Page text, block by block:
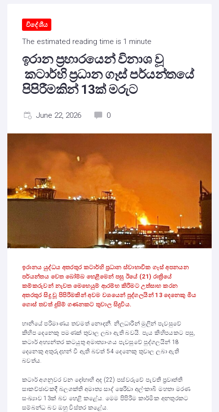
විදේශීය
The estimated reading time is 1 minute
ඉරාන ප්‍රහාරයෙන් විනාශ වූ
කටාර්හි ප්‍රධාන ගෑස් පර්යන්තයේ
පිපිරීමකින් 13ක් මරුට
June 22, 2026 0
ඉරානය යුද්ධය අතරතුර කටාර්හි ප්‍රධාන ස්වාභාවික ගෑස් අපනයන
පර්යන්තය වෙත බෝම්බ හෙළීමෙන් පසු ඊයේ (21) රාත්‍රියේ
කම්කරුවන් නැවත මෙහෙයුම් ආරම්භ කිරීමට උත්සාහ කරන
අතරතුර සිදු වූ පිපිරීමකින් අවම වශයෙන් පුද්ගලයින් 13 දෙනෙකු මිය
ගොස් තවත් දුසිම් ගණනකට තුවාල සිදුවිය.
හානියේ පරිමාණය තවමත් නොදනී. නිලධාරීන් මුලින් පැවසුවේ
කිහිප දෙනෙකු පමණක් තුවාල ලබා ඇති බවයි. පැය කිහිපයකට පසු,
කටාර් අභ්‍යන්තර කටයුතු අමාත්‍යාංශය පැවසුවේ පුද්ගලයින් 18
දෙනෙකු අතුරුදහන් වී ඇති බවත් 54 දෙනෙකු තුවාල ලබා ඇති
බවත්ය.
කටාර් අගනුවර වන දෝහාහි අද (22) පස්වරුවේ පැවති ප්‍රවෘත්ති
සාකච්ඡාවකදී බලශක්ති අමාත්‍ය සාද් ෂෙරීඩා අල්-කාබි මහතා මරණ
සංඛ්‍යාව 13ක් බව හෙළි කළේය. මෙම පිපිරීම කාර්මික අනතුරකට
සම්බන්ධ බව ඔහු විස්තර කළේය.